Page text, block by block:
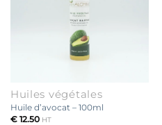
Huiles végétales
Huile d’avocat – 100ml
€12.50 HT